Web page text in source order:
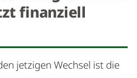
finanziell
jetzigen Wechsel ist die